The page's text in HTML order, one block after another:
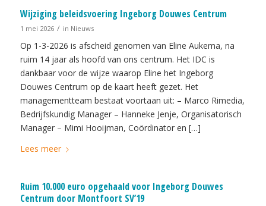
Wijziging beleidsvoering Ingeborg Douwes Centrum
1 mei 2026 / in Nieuws
Op 1-3-2026 is afscheid genomen van Eline Aukema, na
ruim 14 jaar als hoofd van ons centrum. Het IDC is
dankbaar voor de wijze waarop Eline het Ingeborg
Douwes Centrum op de kaart heeft gezet. Het
managementteam bestaat voortaan uit: – Marco Rimedia,
Bedrijfskundig Manager – Hanneke Jenje, Organisatorisch
Manager – Mimi Hooijman, Coördinator en […]
Lees meer
Ruim 10.000 euro opgehaald voor Ingeborg Douwes
Centrum door Montfoort SV’19